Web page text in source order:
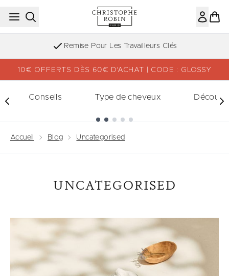
Passer au contenu principal
Remise Pour Les Travailleurs Clés
10€ OFFERTS DÈS 60€ D’ACHAT | CODE : GLOSSY
Conseils Type de cheveux
Accueil Blog Uncategorised
UNCATEGORISED